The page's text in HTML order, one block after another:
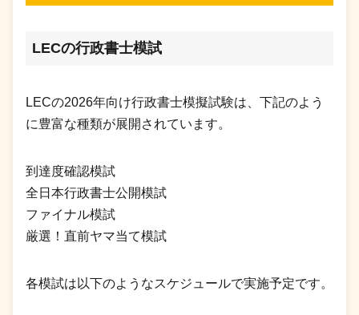
LECの行政書士模試
LECの2026年向け行政書士模擬試験は、下記のよう
に豊富な種類が展開されています。
到達度確認模試
全日本行政書士公開模試
ファイナル模試
厳選！直前ヤマ当て模試
各模試は以下のようなスケジュールで実施予定です。